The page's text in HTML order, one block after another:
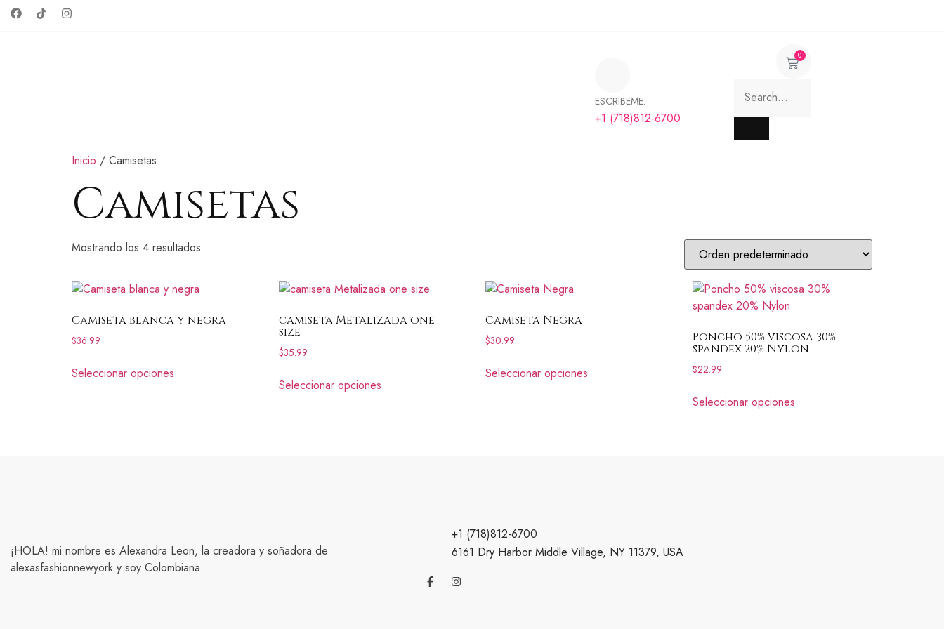
ESCRIBEME:
+1 (718)812-6700
0
Inicio / Camisetas
Camisetas
Mostrando los 4 resultados
Camiseta blanca y negra
$36.99
Seleccionar opciones
camiseta Metalizada one
size
$35.99
Seleccionar opciones
Camiseta Negra
$30.99
Seleccionar opciones
Poncho 50% viscosa 30%
spandex 20% Nylon
$22.99
Seleccionar opciones
¡HOLA! mi nombre es Alexandra Leon, la creadora y soñadora de
alexasfashionnewyork y soy Colombiana.
+1 (718)812-6700
6161 Dry Harbor Middle Village, NY 11379, USA